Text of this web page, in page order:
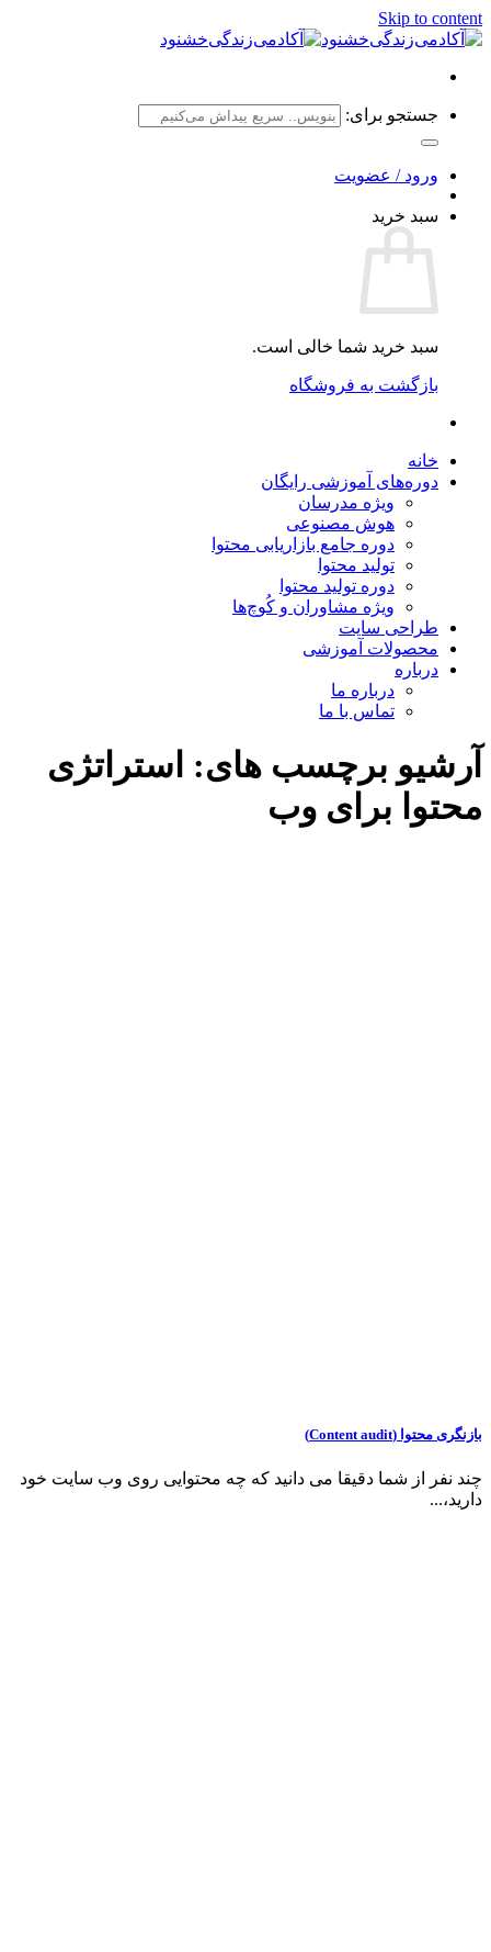
Skip to content
جستجو برای:
ورود / عضویت
سبد خرید
سبد خرید شما خالی است.
بازگشت به فروشگاه
خانه
دوره‌های آموزشی رایگان
ویژه مدرسان
هوش مصنوعی
دوره جامع بازاریابی محتوا
تولید محتوا
دوره تولید محتوا
ویژه مشاوران و کُوچ‌ها
طراحی سایت
محصولات آموزشی
درباره
درباره ما
تماس با ما
آرشیو برچسب های: استراتژی
محتوا برای وب
بازنگری محتوا (Content audit)
چند نفر از شما دقیقا می دانید که چه محتوایی روی وب سایت خود
دارید،...